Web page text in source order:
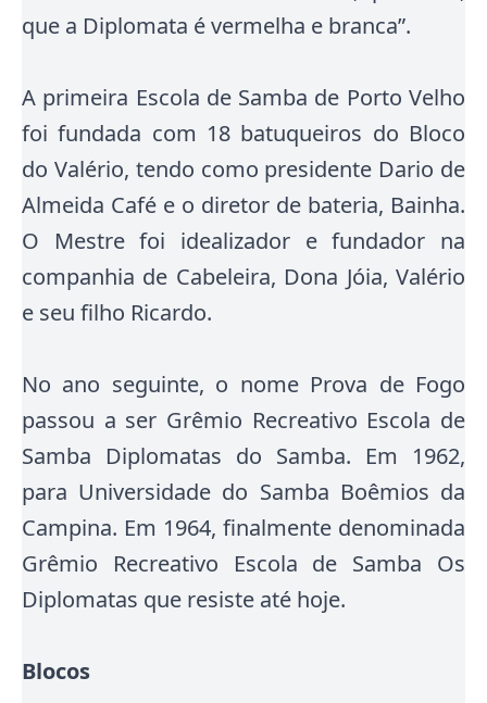
que a Diplomata é vermelha e branca”.
A primeira Escola de Samba de Porto Velho
foi fundada com 18 batuqueiros do Bloco
do Valério, tendo como presidente Dario de
Almeida Café e o diretor de bateria, Bainha.
O Mestre foi idealizador e fundador na
companhia de Cabeleira, Dona Jóia, Valério
e seu filho Ricardo.
No ano seguinte, o nome Prova de Fogo
passou a ser Grêmio Recreativo Escola de
Samba Diplomatas do Samba. Em 1962,
para Universidade do Samba Boêmios da
Campina. Em 1964, finalmente denominada
Grêmio Recreativo Escola de Samba Os
Diplomatas que resiste até hoje.
Blocos